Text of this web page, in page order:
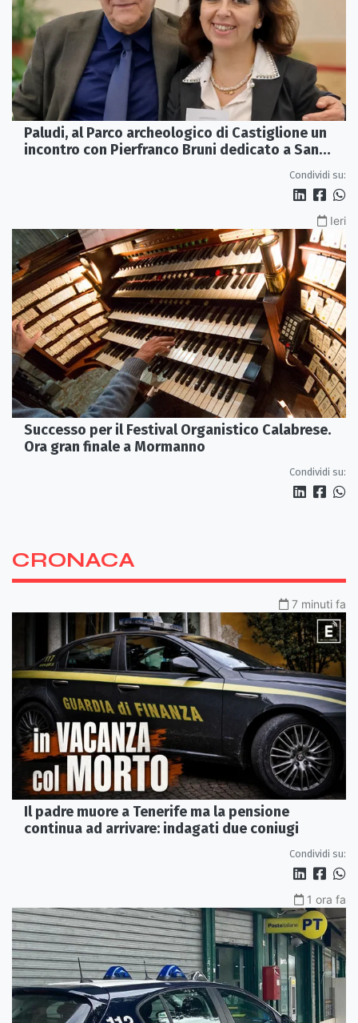
Paludi, al Parco archeologico di Castiglione un
incontro con Pierfranco Bruni dedicato a San
Condividi su:
Ieri
Successo per il Festival Organistico Calabrese.
Ora gran finale a Mormanno
Condividi su:
CRONACA
7 minuti fa
Il padre muore a Tenerife ma la pensione
continua ad arrivare: indagati due coniugi
Condividi su:
1 ora fa